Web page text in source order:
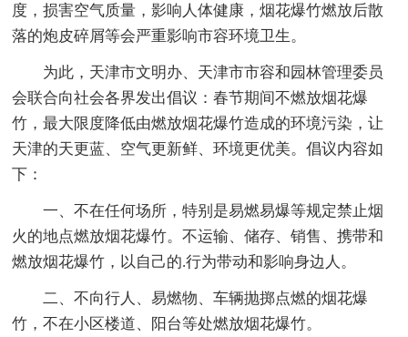
度，损害空气质量，影响人体健康，烟花爆竹燃放后散
落的炮皮碎屑等会严重影响市容环境卫生。
为此，天津市文明办、天津市市容和园林管理委员
会联合向社会各界发出倡议：春节期间不燃放烟花爆
竹，最大限度降低由燃放烟花爆竹造成的环境污染，让
天津的天更蓝、空气更新鲜、环境更优美。倡议内容如
下：
一、不在任何场所，特别是易燃易爆等规定禁止烟
火的地点燃放烟花爆竹。不运输、储存、销售、携带和
燃放烟花爆竹，以自己的.行为带动和影响身边人。
二、不向行人、易燃物、车辆抛掷点燃的烟花爆
竹，不在小区楼道、阳台等处燃放烟花爆竹。